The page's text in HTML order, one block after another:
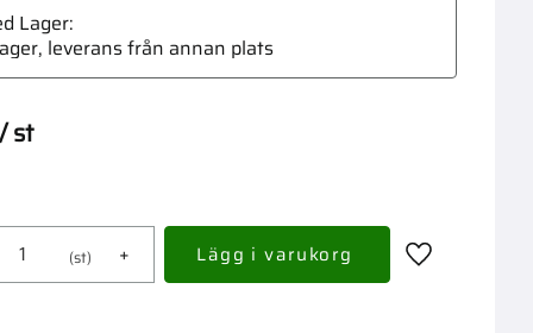
st
st + Lägg till i
Lager
leverans från annan plats